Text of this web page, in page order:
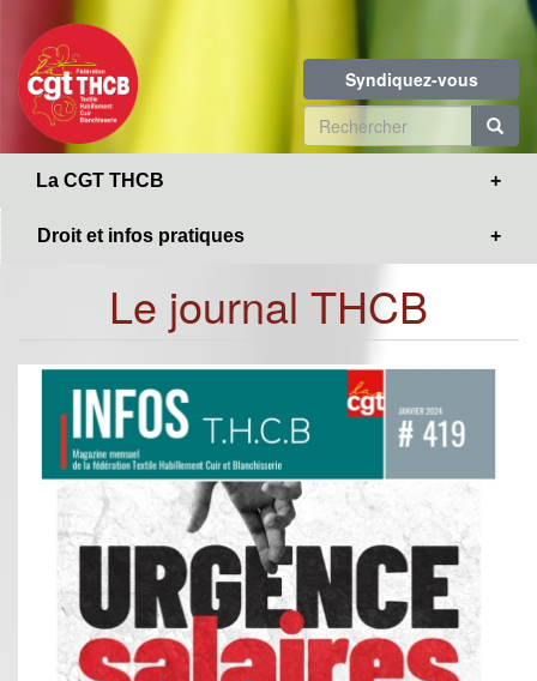
contenu
principal
Syndiquez-vous
Formulaire
de
La CGT THCB
Droit et infos pratiques
Le journal THCB